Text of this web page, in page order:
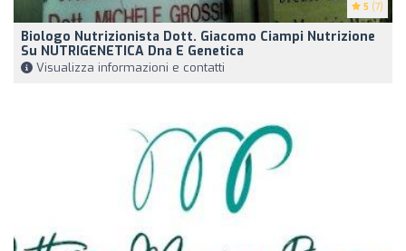
5 (7)
Biologo Nutrizionista Dott. Giacomo Ciampi Nutrizione
Su NUTRIGENETICA Dna E Genetica
Visualizza informazioni e contatti